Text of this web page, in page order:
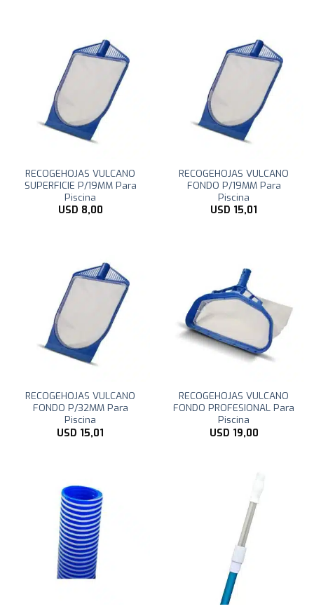
RECOGEHOJAS VULCANO
SUPERFICIE P/19MM Para
Piscina
USD 8,00
RECOGEHOJAS VULCANO
FONDO P/19MM Para
Piscina
USD 15,01
RECOGEHOJAS VULCANO
FONDO P/32MM Para
Piscina
USD 15,01
RECOGEHOJAS VULCANO
FONDO PROFESIONAL Para
Piscina
USD 19,00